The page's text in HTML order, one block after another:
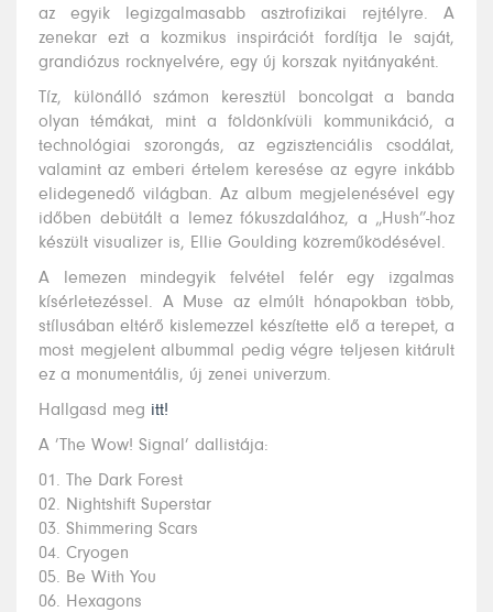
az egyik legizgalmasabb asztrofizikai rejtélyre. A
zenekar ezt a kozmikus inspirációt fordítja le saját,
grandiózus rocknyelvére, egy új korszak nyitányaként.
Tíz, különálló számon keresztül boncolgat a banda
olyan témákat, mint a földönkívüli kommunikáció, a
technológiai szorongás, az egzisztenciális csodálat,
valamint az emberi értelem keresése az egyre inkább
elidegenedő világban. Az album megjelenésével egy
időben debütált a lemez fókuszdalához, a „Hush”-hoz
készült visualizer is, Ellie Goulding közreműködésével.
A lemezen mindegyik felvétel felér egy izgalmas
kísérletezéssel. A Muse az elmúlt hónapokban több,
stílusában eltérő kislemezzel készítette elő a terepet, a
most megjelent albummal pedig végre teljesen kitárult
ez a monumentális, új zenei univerzum.
Hallgasd meg itt!
A ’The Wow! Signal’ dallistája:
01. The Dark Forest
02. Nightshift Superstar
03. Shimmering Scars
04. Cryogen
05. Be With You
06. Hexagons